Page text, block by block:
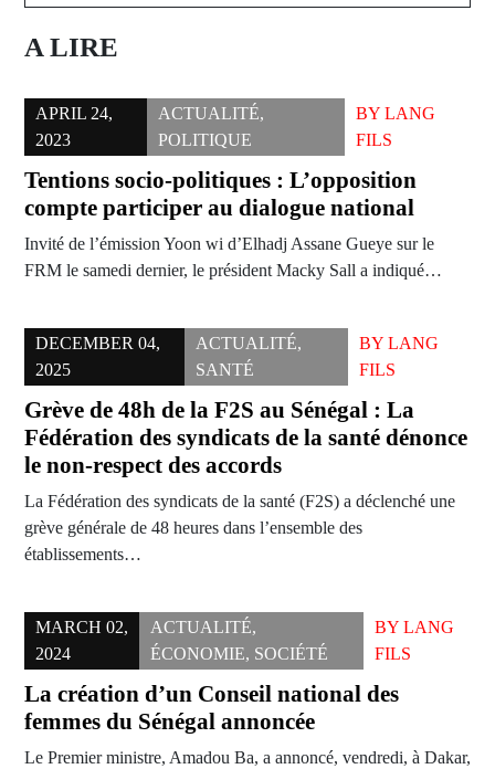
A LIRE
APRIL 24,
2023
ACTUALITÉ,
POLITIQUE
BYLANG
FILS
Tentions socio-politiques : L’opposition
compte participer au dialogue national
Invité de l’émission Yoon wi d’Elhadj Assane Gueye sur le
FRM le samedi dernier, le président Macky Sall a indiqué…
DECEMBER 04,
2025
ACTUALITÉ,
SANTÉ
BY LANG
FILS
Grève de 48h de la F2S au Sénégal : La
Fédération des syndicats de la santé dénonce
le non-respect des accords
La Fédération des syndicats de la santé (F2S) a déclenché une
grève générale de 48 heures dans l’ensemble des
établissements…
MARCH 02,
2024
ACTUALITÉ,
ÉCONOMIE, SOCIÉTÉ
BYLANG
FILS
La création d’un Conseil national des
femmes du Sénégal annoncée
Le Premier ministre, Amadou Ba, a annoncé, vendredi, à Dakar,